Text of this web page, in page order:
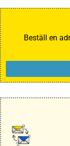
Beställ en